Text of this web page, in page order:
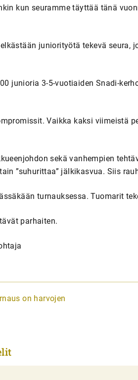
kun seuramme täyttää tänä
juniorityötä tekevä seura,
junioria 3-5-vuotiaiden Snadi-
Vaikka kaksi viimeistä
sekä vanhempien
”suhurittaa” jälkikasvua. Siis
turnauksessa. Tuomarit
parhaiten.
on harvojen